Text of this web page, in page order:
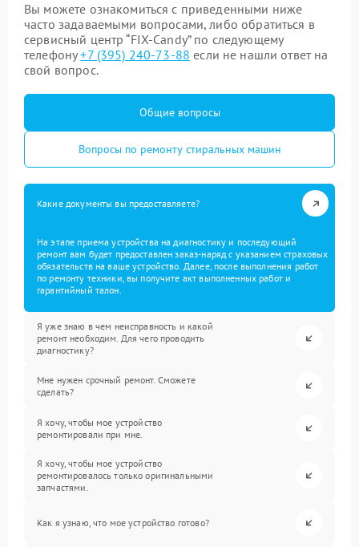
Вы можете ознакомиться с приведенными ниже
часто задаваемыми вопросами, либо обратиться в
сервисный центр “FIX-Candy” по следующему
телефону+7 (395) 240-73-88 если не нашли ответ на
свой вопрос.
Общие вопросы
Вопросы по ремонту стиральных машин
Какие документы вы предоставляете?
На этапе приема устройства на диагностику и последующий
ремонт вам будет предоставлен заказ-наряд с указанием страховых
обязательств на ваше устройство. Далее, после выполнения работ
по ремонту техники, вы получите акт выполненных работ и
гарантийный талон.
Я уже знаю в чем неисправность и какой
ремонт необходим. Для чего проводить
диагностику?
Мне нужен срочный ремонт. Сможете
сделать?
Я хочу, чтобы мое устройство
ремонтировали при мне.
Я хочу, чтобы мое устройство
ремонтировалось только оригинальными
запчастями.
Как я узнаю, что мое устройство готово?